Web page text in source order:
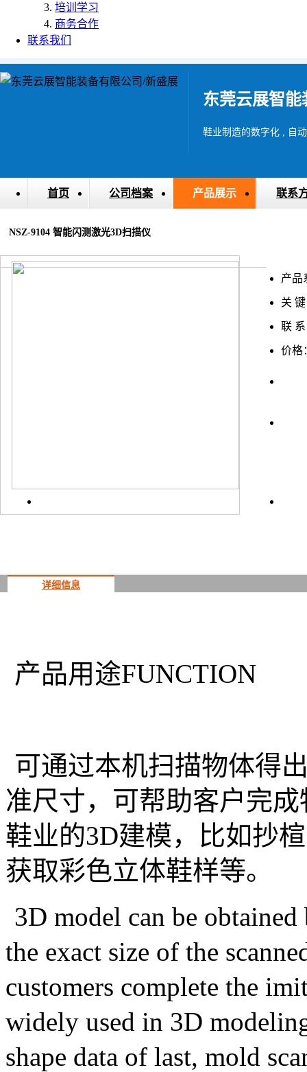
培训学习
商务合作
联系我们
东莞云展智
首页 公司档案 产品展示 联系
NSZ-9104 智能闪测激光3D扫描仪
产品
关
联
价格
详细信息
产品用途FUNCTION
可通过本机扫描物体得
准尺寸，可帮助客户完
鞋业的3D建模，比如抄
获取彩色立体鞋样等。
3D model can be
the exact size of the
customers complete the
widely used in 3D
shape data of last, mold